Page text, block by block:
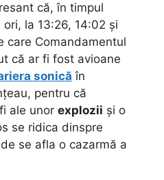
că, în timpul
la 13:26, 14:02 și
care Comandamentul
că ar fi fost avioane
sonică în
pentru că
ale unor explozii și o
se ridica dinspre
se afla o cazarmă a